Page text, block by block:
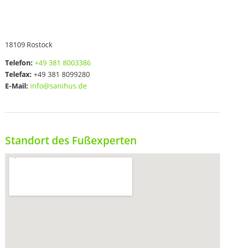
18109 Rostock
Telefon: +49 381 8003386
Telefax: +49 381 8099280
E-Mail: info@sanihus.de
Standort des Fußexperten